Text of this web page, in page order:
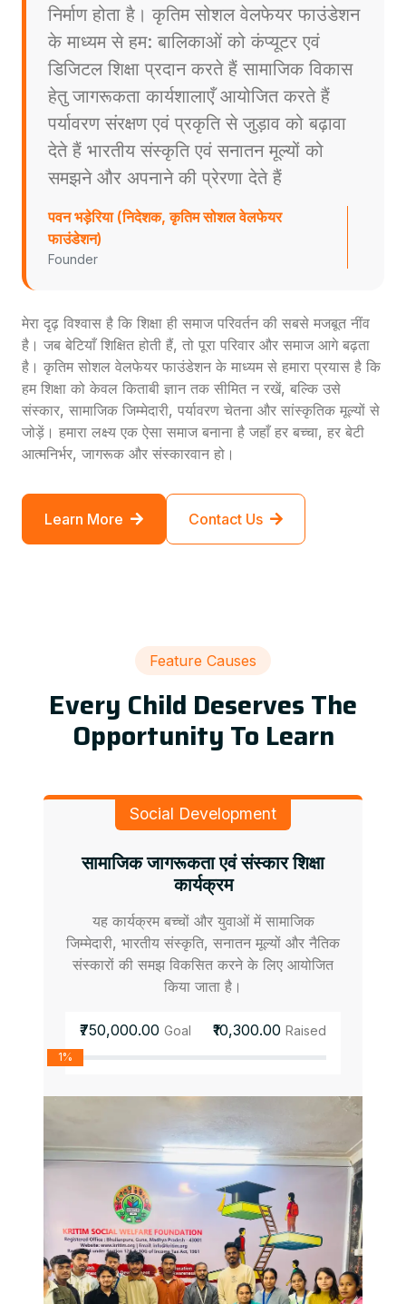
निर्माण होता है। कृतिम सोशल वेलफेयर फाउंडेशन
के माध्यम से हम: बालिकाओं को कंप्यूटर एवं
डिजिटल शिक्षा प्रदान करते हैं सामाजिक विकास
हेतु जागरूकता कार्यशालाएँ आयोजित करते हैं
पर्यावरण संरक्षण एवं प्रकृति से जुड़ाव को बढ़ावा
देते हैं भारतीय संस्कृति एवं सनातन मूल्यों को
समझने और अपनाने की प्रेरणा देते हैं
पवन भड़ेरिया (निदेशक, कृतिम सोशल वेलफेयर
फाउंडेशन)
Founder
मेरा दृढ़ विश्वास है कि शिक्षा ही समाज परिवर्तन की सबसे मजबूत नींव
है। जब बेटियाँ शिक्षित होती हैं, तो पूरा परिवार और समाज आगे बढ़ता
है। कृतिम सोशल वेलफेयर फाउंडेशन के माध्यम से हमारा प्रयास है कि
हम शिक्षा को केवल किताबी ज्ञान तक सीमित न रखें, बल्कि उसे
संस्कार, सामाजिक जिम्मेदारी, पर्यावरण चेतना और सांस्कृतिक मूल्यों से
जोड़ें। हमारा लक्ष्य एक ऐसा समाज बनाना है जहाँ हर बच्चा, हर बेटी
आत्मनिर्भर, जागरूक और संस्कारवान हो।
Learn More Contact Us
Feature Causes
Every Child Deserves The
Opportunity To Learn
Social Development
सामाजिक जागरूकता एवं संस्कार शिक्षा
कार्यक्रम
यह कार्यक्रम बच्चों और युवाओं में सामाजिक
जिम्मेदारी, भारतीय संस्कृति, सनातन मूल्यों और नैतिक
संस्कारों की समझ विकसित करने के लिए आयोजित
किया जाता है।
₹750,000.00 Goal ₹10,300.00 Raised
1%